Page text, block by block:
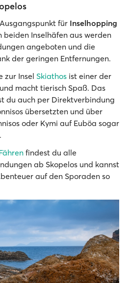
für Inselhopping
beiden Inselhäfen aus werden
angeboten und die
der geringen Entfernungen.
zur Insel Skiathos ist einer der
und macht tierisch Spaß. Das
du auch per Direktverbindung
übersetzten und über
oder Kymi auf Euböa sogar
findest du alle
ab Skopelos und kannst
auf den Sporaden so